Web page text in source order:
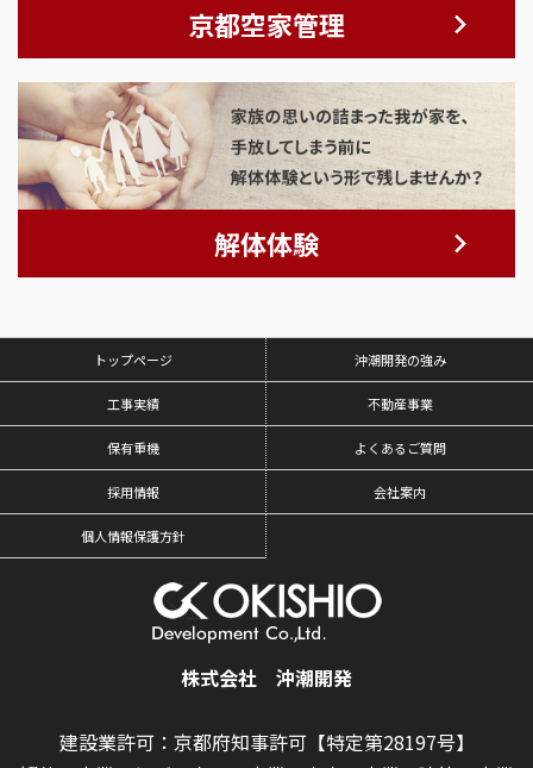
京都空家管理
解体体験
トップページ 沖潮開発の強み
工事実績 不動産事業
保有重機 よくあるご質問
採用情報 会社案内
個人情報保護方針
株式会社 沖潮開発
建設業許可：京都府知事許可【特定第28197号】